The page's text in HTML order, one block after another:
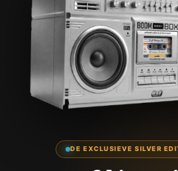
DE EXCLUSIEVE SILVER